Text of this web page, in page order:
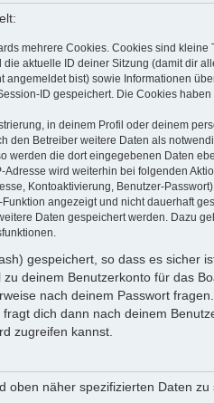
mehrere Cookies. Cookies sind
aktuelle ID deiner Sitzung (damit dir
bist) sowie Informationen
ID gespeichert. Die Cookies
in deinem Profil oder deinem
den Betreiber weitere Daten als
werden die dort eingegebenen Daten
wird weiterhin bei folgenden
Kontoaktivierung, Benutzer-
angezeigt und nicht dauerhaft
Daten gespeichert werden. Dazu
gespeichert, so dass es sicher
deinem Benutzerkonto für das
nach deinem Passwort
dich dann nach deinem
zugreifen kannst.
näher spezifizierten Daten